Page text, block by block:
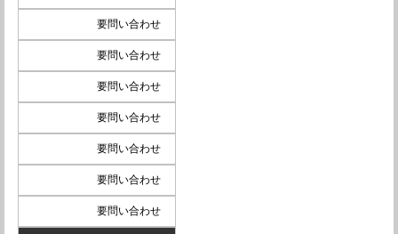
要問い合わせ
要問い合わせ
要問い合わせ
要問い合わせ
要問い合わせ
要問い合わせ
要問い合わせ